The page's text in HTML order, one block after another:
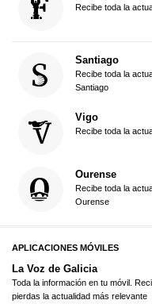
Recibe toda la
Santiago
Recibe toda la
Santiago
Vigo
Recibe toda la
Ourense
Recibe toda la
Ourense
APLICACIONES MÓVILES
La Voz de Galicia
Toda la información en tu móvil.
pierdas la actualidad más relevante